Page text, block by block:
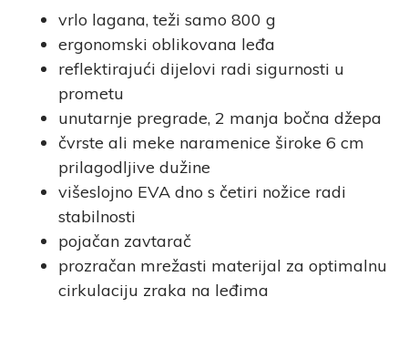
vrlo lagana, teži samo 800 g
ergonomski oblikovana leđa
reflektirajući dijelovi radi sigurnosti u
prometu
unutarnje pregrade, 2 manja bočna džepa
čvrste ali meke naramenice široke 6 cm
prilagodljive dužine
višeslojno EVA dno s četiri nožice radi
stabilnosti
pojačan zavtarač
prozračan mrežasti materijal za optimalnu
cirkulaciju zraka na leđima